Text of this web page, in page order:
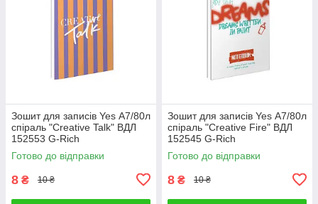
Зошит для записів Yes А7/80л
спіраль "Creative Talk" ВДЛ
152553 G-Rich
Готово до відправки
8 ₴ 10 ₴
Зошит для записів Yes А7/80л
спіраль "Creative Fire" ВДЛ
152545 G-Rich
Готово до відправки
8 ₴ 10 ₴